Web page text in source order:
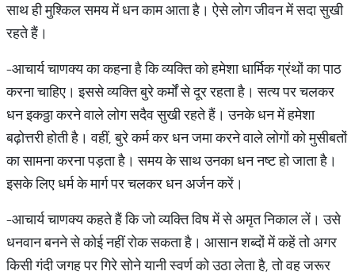
साथ ही मुश्किल समय में धन काम आता है। ऐसे लोग जीवन में सदा सुखी
रहते हैं।
-आचार्य चाणक्य का कहना है कि व्यक्ति को हमेशा धार्मिक ग्रंथों का पाठ
करना चाहिए। इससे व्यक्ति बुरे कर्मों से दूर रहता है। सत्य पर चलकर
धन इकठ्ठा करने वाले लोग सदैव सुखी रहते हैं। उनके धन में हमेशा
बढ़ोत्तरी होती है। वहीं, बुरे कर्म कर धन जमा करने वाले लोगों को मुसीबतों
का सामना करना पड़ता है। समय के साथ उनका धन नष्ट हो जाता है।
इसके लिए धर्म के मार्ग पर चलकर धन अर्जन करें।
-आचार्य चाणक्य कहते हैं कि जो व्यक्ति विष में से अमृत निकाल लें। उसे
धनवान बनने से कोई नहीं रोक सकता है। आसान शब्दों में कहें तो अगर
किसी गंदी जगह पर गिरे सोने यानी स्वर्ण को उठा लेता है, तो वह जरूर